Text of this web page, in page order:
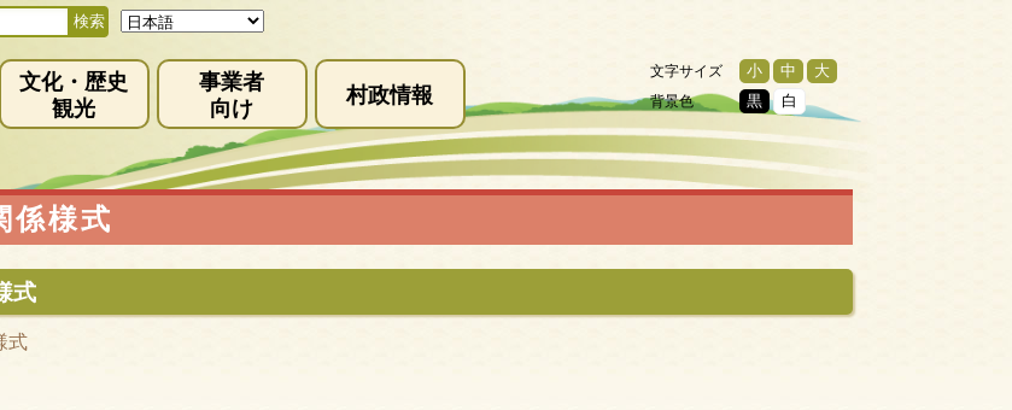
文化・歴史
観光
事業者
向け
村政情報
文字サイズ 小 中 大
背景色 黒 白
係様式
式
式